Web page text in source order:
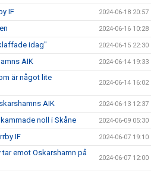
IF 2024-06-18 20:57
2024-06-16 10:28
idag" 2024-06-15 22:30
AIK 2024-06-14 19:33
är något lite
2024-06-14 16:02
AIK 2024-06-13 12:37
noll i Skåne 2024-06-09 05:30
IF 2024-06-07 19:10
emot Oskarshamn på
2024-06-07 12:00